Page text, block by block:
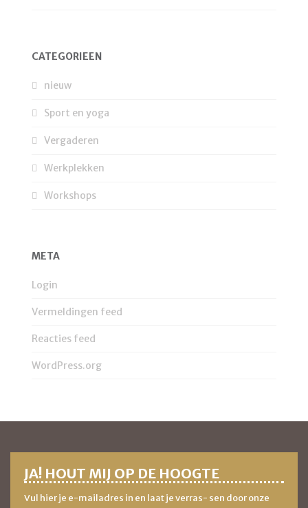
CATEGORIEËN
nieuw
Sport en yoga
Vergaderen
Werkplekken
Workshops
META
Login
Vermeldingen feed
Reacties feed
WordPress.org
JA! HOUT MIJ OP DE HOOGTE
Vul hier je e-mailadres in en laat je verras- sen door onze